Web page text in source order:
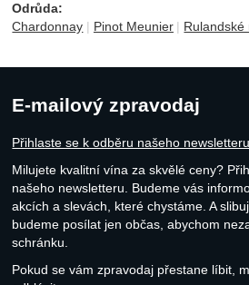
Odrůda:
Chardonnay
Pinot Meunier Rulandské
E-mailový zpravodaj
Přihlaste se k odběru našeho newsletteru
Milujete kvalitní vína za skvělé ceny?
našeho newsletteru. Budeme vás
akcích a slevách, které chystáme. A
budeme posílat jen občas, abychom
schránku.
Pokud se vám zpravodaj přestane líbit,